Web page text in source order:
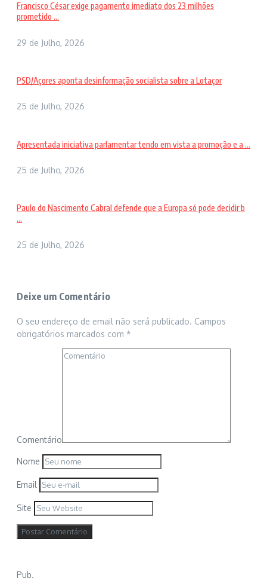
Francisco César exige pagamento imediato dos 23 milhões
prometido ...
29 de Julho, 2026
PSD/Açores aponta desinformação socialista sobre a Lotaçor
25 de Julho, 2026
Apresentada iniciativa parlamentar tendo em vista a promoção e a ...
25 de Julho, 2026
Paulo do Nascimento Cabral defende que a Europa só pode decidir b
...
25 de Julho, 2026
Deixe um Comentário
O seu endereço de email não será publicado. Campos
obrigatórios marcados com *
Comentário
Nome
Email
Site
Pub.